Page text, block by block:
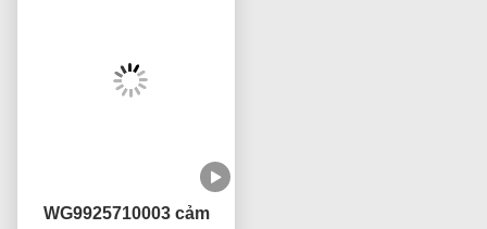
WG9925710003 cảm